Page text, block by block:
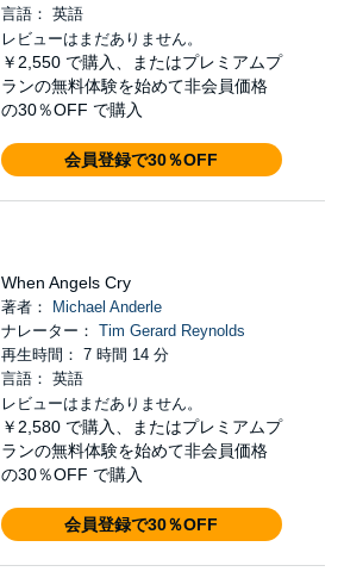
言語： 英語
レビューはまだありません。
￥2,550 で購入、またはプレミアムプ
ランの無料体験を始めて非会員価格
の30％OFF で購入
会員登録で30％OFF
When Angels Cry
著者：
Michael Anderle
ナレーター： Tim Gerard Reynolds
再生時間： 7 時間 14 分
言語： 英語
レビューはまだありません。
￥2,580 で購入、またはプレミアムプ
ランの無料体験を始めて非会員価格
の30％OFF で購入
会員登録で30％OFF